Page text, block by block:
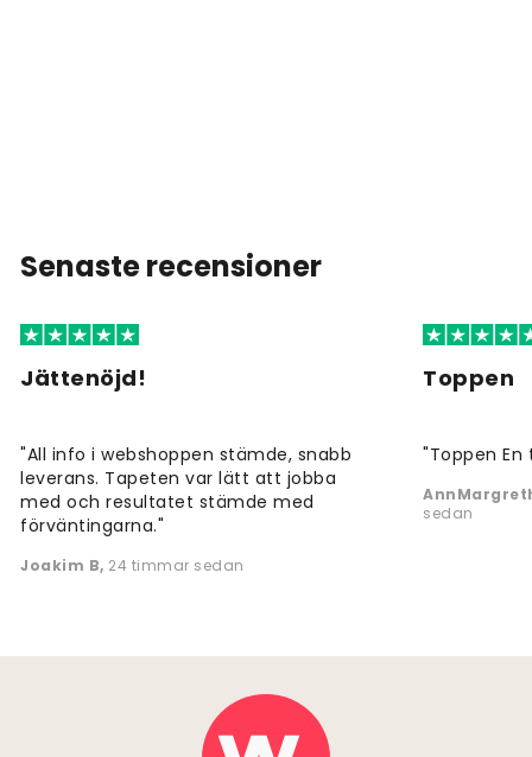
Senaste recensioner
Jättenöjd!
"All info i webshoppen stämde, snabb
leverans. Tapeten var lätt att jobba
med och resultatet stämde med
förväntingarna."
Joakim B, 24 timmar sedan
Toppen
"Toppen
sedan